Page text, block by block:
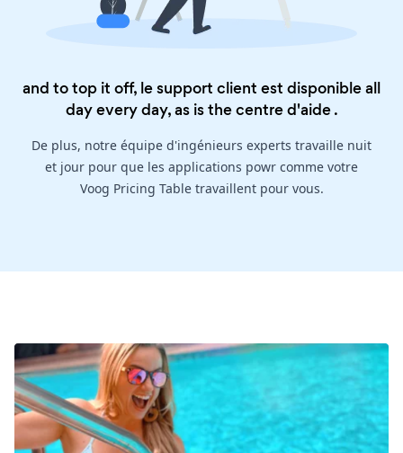
and to top it off, le support client est disponible all
day every day, as is thecentre d'aide.
De plus, notre équipe d'ingénieurs experts travaille nuit
et jour pour que les applications powr comme votre
Voog Pricing Table travaillent pour vous.